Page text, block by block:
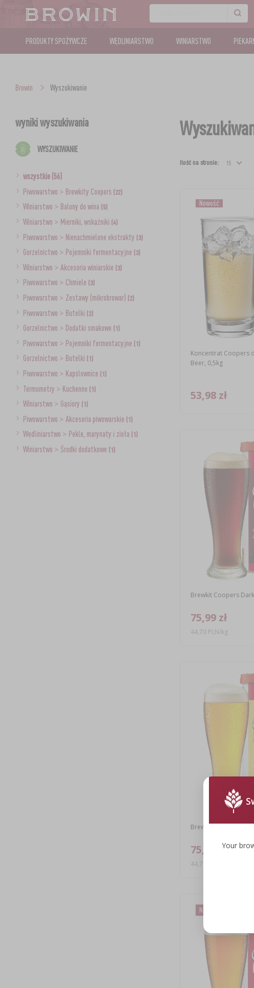
PRODUKTY SPOŻYWCZE WĘDLINIARSTWO WINIARSTWO
Browin Wyszukiwanie
wyniki wyszukiwania
WYSZUKIWANIE
wszystkie (56)
Piwowarstwo > Brewkity Coopers (22)
Winiarstwo > Balony do wina (5)
Winiarstwo > Mierniki, wskaźniki (4)
Piwowarstwo > Nienachmielone ekstrakty (3)
Gorzelnictwo > Pojemniki fermentacyjne (3)
Winiarstwo > Akcesoria winiarskie (3)
Piwowarstwo > Chmiele (3)
Piwowarstwo > Zestawy (mikrobrowar) (2)
Piwowarstwo > Butelki (2)
Gorzelnictwo > Dodatki smakowe (1)
Piwowarstwo > Pojemniki fermentacyjne (1)
Gorzelnictwo > Butelki (1)
Piwowarstwo > Kapslownice (1)
Termometry > Kuchenne (1)
Winiarstwo > Gąsiory (1)
Piwowarstwo > Akcesoria piwowarskie (1)
Wędliniarstwo > Pekle, marynaty i zioła (1)
Winiarstwo > Środki dodatkowe (1)
Ilość na stronie:
Nowość
Koncentrat Coopers
Beer, 0,5kg
53,98 zł
Brewkit Coopers
75,99 zł
44,70 PLN/kg
Brewkit Coopers
75,99 zł
44,70 PLN/kg
Nowa cena
Your